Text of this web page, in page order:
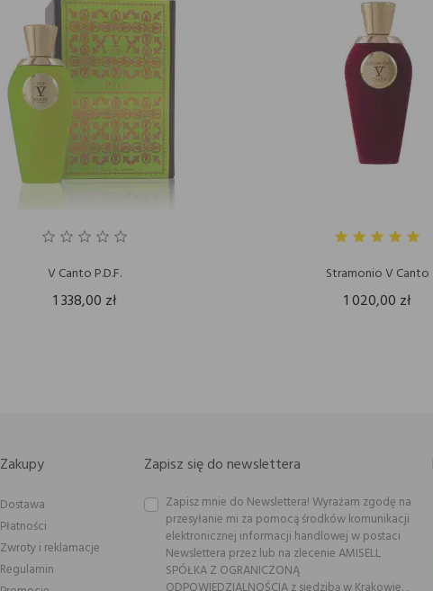
V Canto P.D.F.
1 338,00 zł
Stramonio V Canto
1 020,00 zł
Zakupy
Dostawa
Płatności
Zwroty i reklamacje
Regulamin
Zapisz się do newslettera
Zapisz mnie do Newslettera! Wyrażam zgodę na
przesyłanie mi za pomocą środków komunikacji
elektronicznej informacji handlowej w postaci
Newslettera przez lub na zlecenie AMISELL
SPÓŁKA Z OGRANICZONĄ